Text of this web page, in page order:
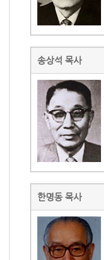
송상석 목사
한명동 목사